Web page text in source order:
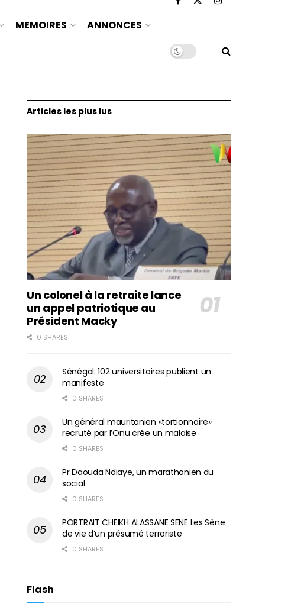
MEMOIRES ANNONCES
Articles les plus lus
Un colonel à la retraite lance
un appel patriotique au
Président Macky
0 SHARES
Sénégal: 102 universitaires publient un
manifeste
0 SHARES
Un général mauritanien «tortionnaire»
recruté par l’Onu crée un malaise
0 SHARES
Pr Daouda Ndiaye, un marathonien du
social
0 SHARES
PORTRAIT CHEIKH ALASSANE SENE Les Sène
de vie d’un présumé terroriste
0 SHARES
Flash